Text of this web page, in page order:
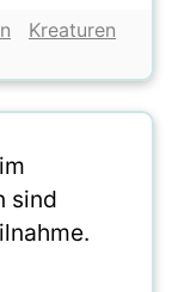
Kreaturen
sind